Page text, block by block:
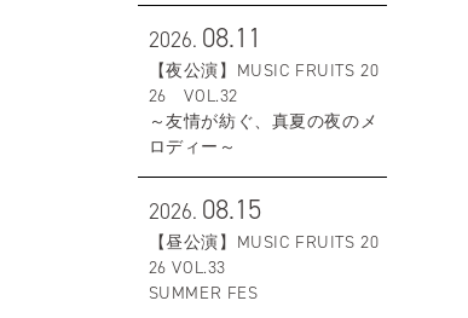
2026. 08.11
【夜公演】MUSIC FRUITS 20
26 VOL.32
～友情が紡ぐ、真夏の夜のメ
ロディー～
2026. 08.15
【昼公演】MUSIC FRUITS 20
26 VOL.33
SUMMER FES